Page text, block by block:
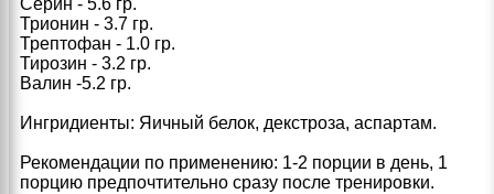
Серин - 5.6 гр.
Трионин - 3.7 гр.
Трептофан - 1.0 гр.
Тирозин - 3.2 гр.
Валин -5.2 гр.
Ингридиенты: Яичный белок, декстроза, аспартам.
Рекомендации по применению: 1-2 порции в день, 1
порцию предпочтительно сразу после тренировки.